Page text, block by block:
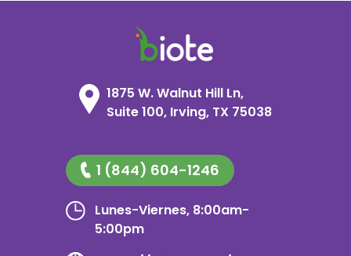
1875 W. Walnut Hill Ln,
Suite 100, Irving, TX 75038
1 (844) 604-1246
Lunes-Viernes, 8:00am-
5:00pm